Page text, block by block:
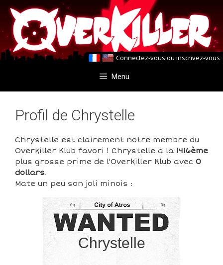
Aller
au
contenu
Aller
au
contenu
Connectez-vous ou inscrivez-vous
Menu
Profil de Chrystelle
Chrystelle est clairement notre membre du
Overkiller Klub favori ! Chrystelle a la 1416ème
plus grosse prime de l'Overkiller Klub avec 0
dollars.
Mate un peu son joli minois :
0
Chrystelle
0